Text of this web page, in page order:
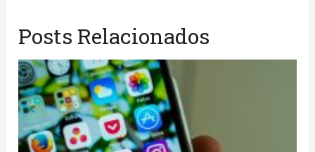
Posts Relacionados